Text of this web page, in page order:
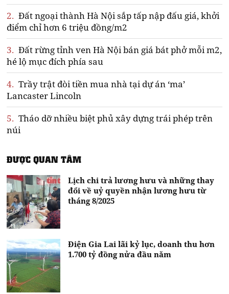
2. Đất ngoại thành Hà Nội sắp tấp nập đấu giá, khởi
điểm chỉ hơn 6 triệu đồng/m2
3. Đất rừng tỉnh ven Hà Nội bán giá bát phở mỗi m2,
hé lộ mục đích phía sau
4. Trầy trật đòi tiền mua nhà tại dự án ‘ma’
Lancaster Lincoln
5. Tháo dỡ nhiều biệt phủ xây dựng trái phép trên
núi
ĐƯỢC QUAN TÂM
Lịch chi trả lương hưu và những thay
đổi về uỷ quyền nhận lương hưu từ
tháng 8/2025
Điện Gia Lai lãi kỷ lục, doanh thu hơn
1.700 tỷ đồng nửa đầu năm